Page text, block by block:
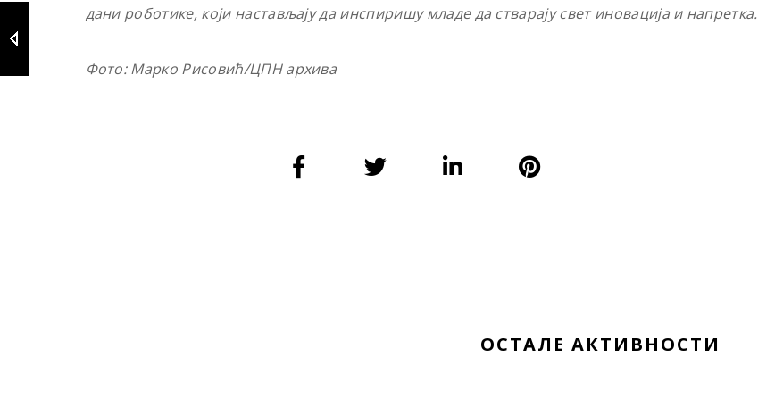
дани роботике, који настављају да инспиришу младе да стварају свет иновација и напретка.
Фото: Марко Рисовић/ЦПН архива
ОСТАЛЕ АКТИВНОСТИ